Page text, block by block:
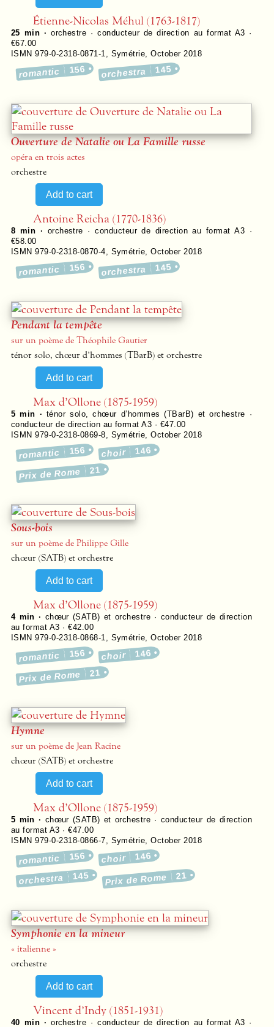
Étienne-Nicolas Méhul (1763-1817)
25 min ·orchestre · conducteur de direction au format A3 ·
€67.00
ISMN 979-0-2318-0871-1
Symétrie ,October 2018
romantic 156 orchestra 145
Ouverture de Natalie ou La Famille russe
opéra en trois actes
orchestre
Antoine Reicha (1770-1836)
8 min · orchestre · conducteur de direction au format A3 ·
€58.00
ISMN 979-0-2318-0870-4
Symétrie ,October 2018
romantic 156 orchestra 145
Pendant la tempête
sur un poème de Théophile Gautier
ténor solo, chœur d’hommes (TBarB) et orchestre
Max d’Ollone (1875-1959)
5 min · ténor solo, chœur d’hommes (TBarB) et orchestre ·
conducteur de direction au format A3 · €47.00
ISMN 979-0-2318-0869-8
Symétrie ,October 2018
romantic 156 choir 146
Prix de Rome 21
Sous-bois
sur un poème de Philippe Gille
chœur (SATB) et orchestre
Max d’Ollone (1875-1959)
4 min · chœur (SATB) et orchestre · conducteur de direction
au format A3 · €42.00
ISMN 979-0-2318-0868-1
Symétrie ,October 2018
romantic 156 choir 146
Prix de Rome 21
Hymne
sur un poème de Jean Racine
chœur (SATB) et orchestre
Max d’Ollone (1875-1959)
5 min · chœur (SATB) et orchestre · conducteur de direction
au format A3 · €47.00
ISMN 979-0-2318-0866-7
Symétrie ,October 2018
romantic 156 choir 146
orchestra 145 Prix de Rome 21
Symphonie en la mineur
« italienne »
orchestre
Vincent d’Indy (1851-1931)
40 min ·orchestre · conducteur de direction au format A3 ·